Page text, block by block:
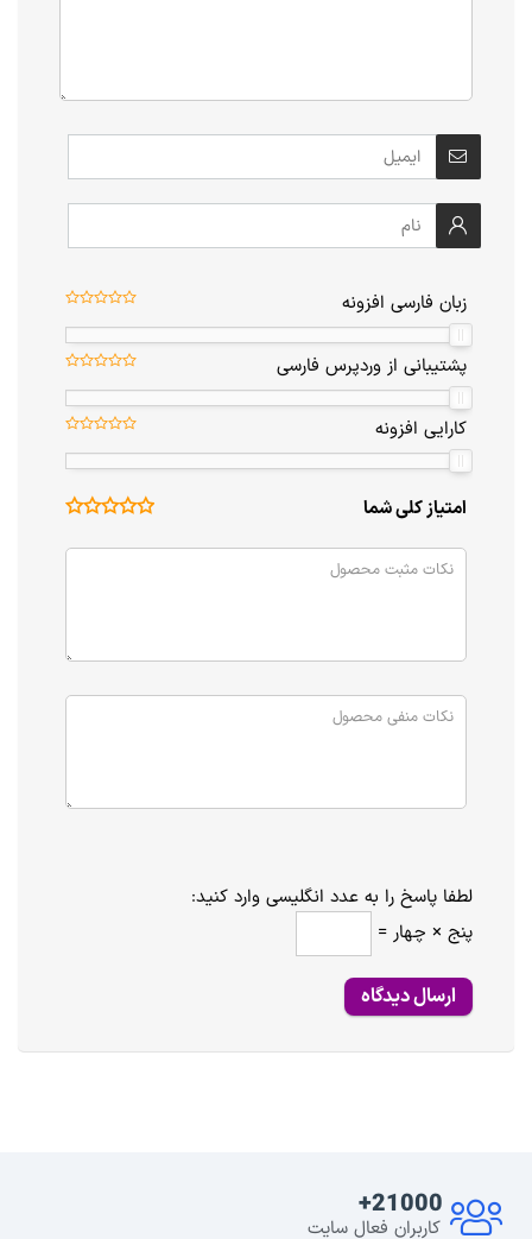
زبان فارسی افزونه
پشتیبانی از وردپرس فارسی
کارایی افزونه
امتیاز کلی شما
لطفا پاسخ را به عدد انگلیسی وارد کنید:
پنج × چهار =
21000+
کاربران فعال سایت